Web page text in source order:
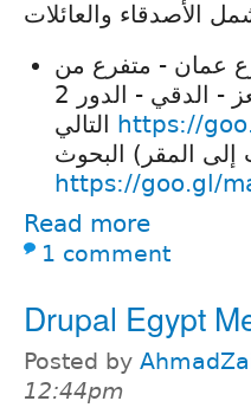
مشترك بمكتب متُون): 37 شارع عمان - متفرع من
شارع محي الدين أبو العز - الدقي - الدور 2 (خريطة المقر على الرابط
https://
إلى المقر
https://goo.gl/
Read more
1 comment
Drupal Egypt
Posted by
12:44pm